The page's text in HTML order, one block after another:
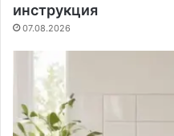
инструкция
07.08.2026